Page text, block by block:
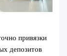
привязки
депозитов